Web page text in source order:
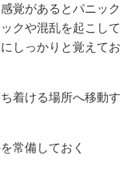
覚があるとパニック
クや混乱を起こして
しっかりと覚えてお
着ける場所へ移動す
常備しておく